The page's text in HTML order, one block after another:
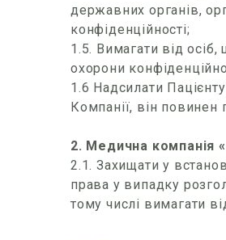
державних органів,
конфіденційності;
1.5. Вимагати від
охорони
1.6 Надсилати
Компанії, він
2. Медична компанія
2.1. Захищати у
права у випадку
тому числі вимагати